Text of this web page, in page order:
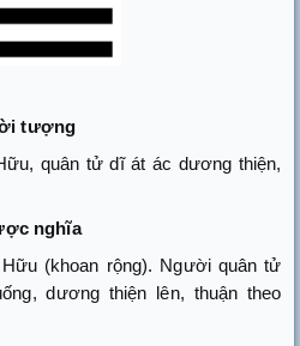
tượng
quân tử dĩ át ác dương thiện,
nghĩa
(khoan rộng). Người quân tử
dương thiện lên, thuận theo